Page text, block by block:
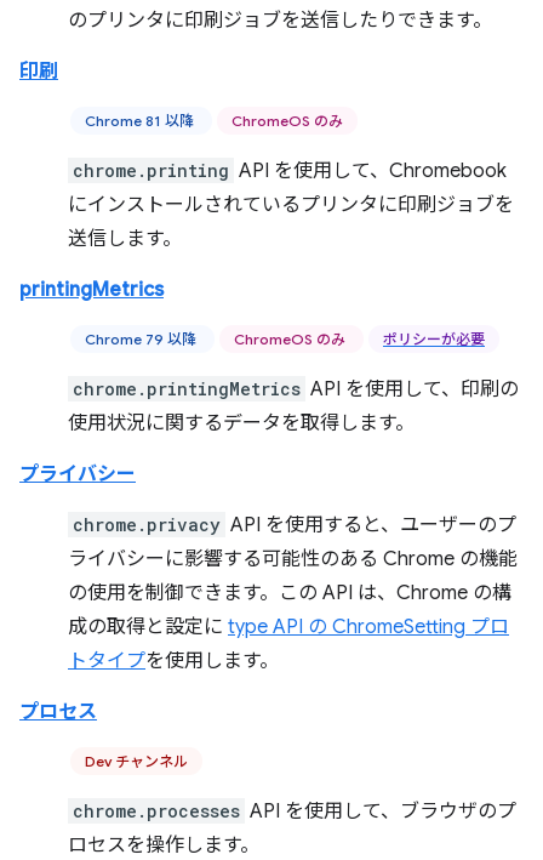
のプリンタに印刷ジョブを送信したりできます。
印刷
Chrome 81 以降 ChromeOS のみ
chrome.printing API を使用して、Chromebook
にインストールされているプリンタに印刷ジョブを
送信します。
printingMetrics
Chrome 79 以降 ChromeOS のみ ポリシーが必要
chrome.printingMetrics API を使用して、印刷の
使用状況に関するデータを取得します。
プライバシー
chrome.privacy API を使用すると、ユーザーのプ
ライバシーに影響する可能性のある Chrome の機能
の使用を制御できます。この API は、Chrome の構
成の取得と設定に type API の ChromeSetting プロ
トタイプを使用します。
プロセス
Dev チャンネル
chrome.processes API を使用して、ブラウザのプ
ロセスを操作します。